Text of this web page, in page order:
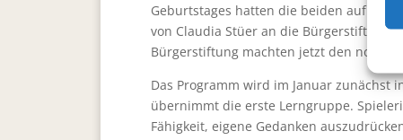
Geburtstages hatten die beiden auf
von Claudia Stüer an die Bürgerstiftung
Bürgerstiftung machten jetzt den
Das Programm wird im Januar
übernimmt die erste Lerngruppe.
Fähigkeit, eigene Gedanken